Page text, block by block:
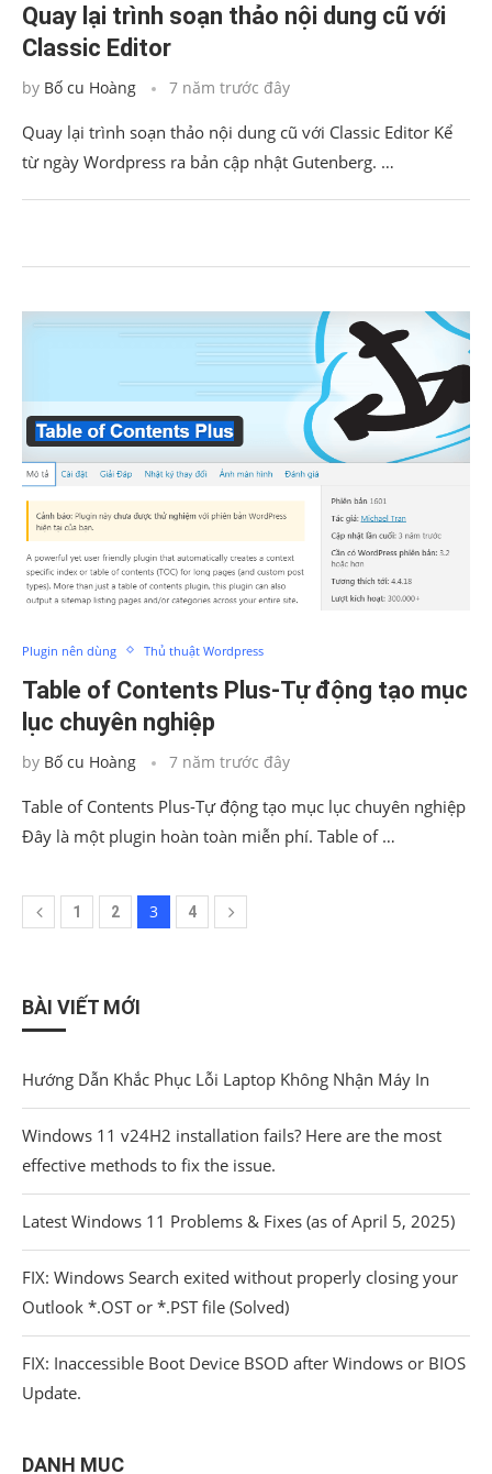
Quay lại trình soạn thảo nội dung cũ với
Classic Editor
by Bố cu Hoàng 7 năm trước đây
Quay lại trình soạn thảo nội dung cũ với Classic Editor Kể
từ ngày Wordpress ra bản cập nhật Gutenberg. …
Plugin nên dùng Thủ thuật Wordpress
Table of Contents Plus-Tự động tạo mục
lục chuyên nghiệp
by Bố cu Hoàng 7 năm trước đây
Table of Contents Plus-Tự động tạo mục lục chuyên nghiệp
Đây là một plugin hoàn toàn miễn phí. Table of …
1 2 3 4
BÀI VIẾT MỚI
Hướng Dẫn Khắc Phục Lỗi Laptop Không Nhận Máy In
Windows 11 v24H2 installation fails? Here are the most
effective methods to fix the issue.
Latest Windows 11 Problems & Fixes (as of April 5, 2025)
FIX: Windows Search exited without properly closing your
Outlook *.OST or *.PST file (Solved)
FIX: Inaccessible Boot Device BSOD after Windows or BIOS
Update.
DANH MỤC